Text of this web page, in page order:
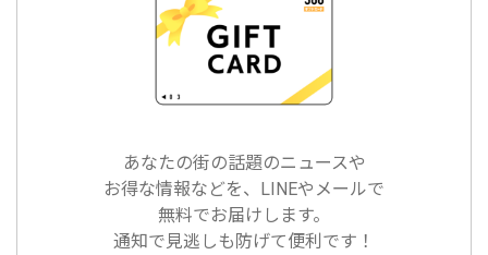
あなたの街の話題のニュースや
お得な情報などを、LINEやメールで
無料でお届けします。
通知で見逃しも防げて便利です！